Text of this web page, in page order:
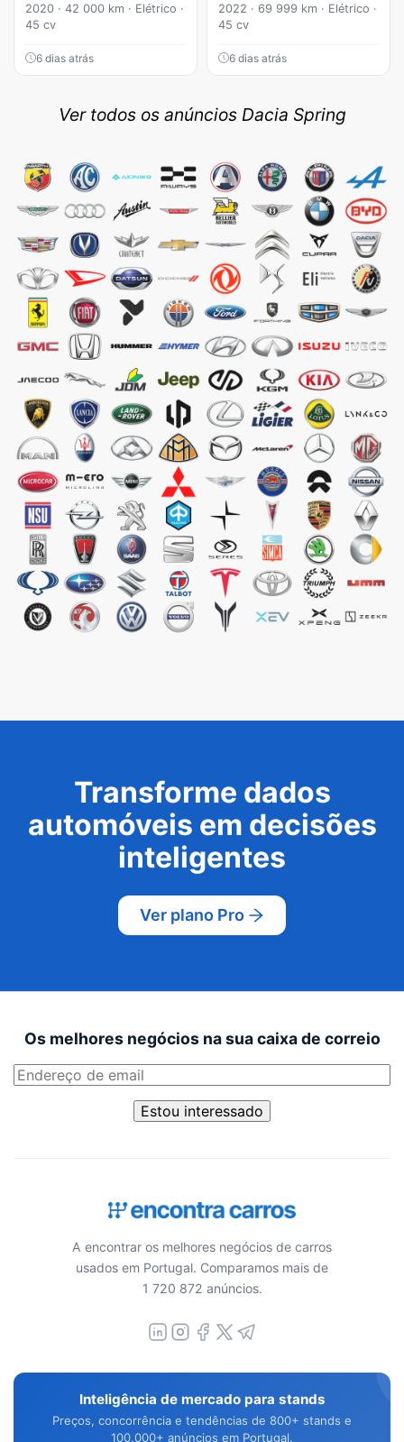
2020 · 42 000 km · Elétrico ·
45 cv
6 dias atrás
2022 · 69 999 km · Elétrico ·
45 cv
6 dias atrás
Ver todos os anúncios Dacia Spring
Transforme dados
automóveis em decisões
inteligentes
Ver plano Pro
Os melhores negócios na sua caixa de correio
Estou interessado
A encontrar os melhores negócios de carros
usados em Portugal. Comparamos mais de
1 720 872 anúncios.
Inteligência de mercado para stands
Preços, concorrência e tendências de 800+ stands e
100.000+ anúncios em Portugal.